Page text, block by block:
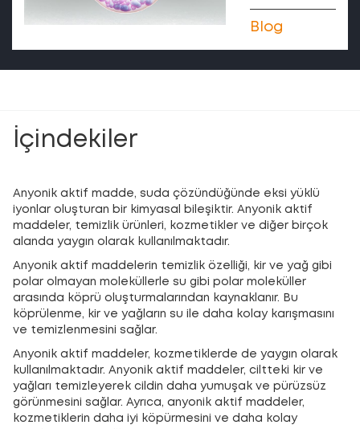
Blog
İçindekiler
Anyonik aktif madde, suda çözündüğünde eksi yüklü
iyonlar oluşturan bir kimyasal bileşiktir. Anyonik aktif
maddeler, temizlik ürünleri, kozmetikler ve diğer birçok
alanda yaygın olarak kullanılmaktadır.
Anyonik aktif maddelerin temizlik özelliği, kir ve yağ gibi
polar olmayan moleküllerle su gibi polar moleküller
arasında köprü oluşturmalarından kaynaklanır. Bu
köprülenme, kir ve yağların su ile daha kolay karışmasını
ve temizlenmesini sağlar.
Anyonik aktif maddeler, kozmetiklerde de yaygın olarak
kullanılmaktadır. Anyonik aktif maddeler, ciltteki kir ve
yağları temizleyerek cildin daha yumuşak ve pürüzsüz
görünmesini sağlar. Ayrıca, anyonik aktif maddeler,
kozmetiklerin daha iyi köpürmesini ve daha kolay